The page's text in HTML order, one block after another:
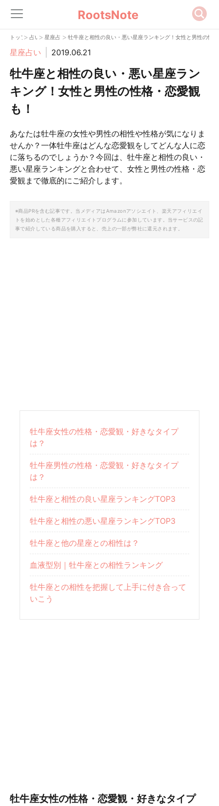
RootsNote
トップ> 占い> 星座占い
> 牡牛座と相性の良い・悪い星座ランキング！女性と男性の性
星座占い 2019.06.21
牡牛座と相性の良い・悪い星座ラン
キング！女性と男性の性格・恋愛観
も！
あなたは牡牛座の女性や男性の相性や性格が気になりま
せんか？一体牡牛座はどんな恋愛観をしてどんな人に恋
に落ちるのでしょうか？今回は、牡牛座と相性の良い・
悪い星座ランキングと合わせて、女性と男性の性格・恋
愛観まで徹底的にご紹介します。
※商品PRを含む記事です。当メディアはAmazonアソシエイト、楽天アフィリエイ
トを始めとした各種アフィリエイトプログラムに参加しています。当サービスの記
事で紹介している商品を購入すると、売上の一部が弊社に還元されます。
牡牛座女性の性格・恋愛観・好きなタイプ
は？
牡牛座男性の性格・恋愛観・好きなタイプ
は？
牡牛座と相性の良い星座ランキングTOP3
牡牛座と相性の悪い星座ランキングTOP3
牡牛座と他の星座との相性は？
血液型別｜牡牛座との相性ランキング
牡牛座との相性を把握して上手に付き合って
いこう
牡牛座女性の性格・恋愛観・好きなタイプ